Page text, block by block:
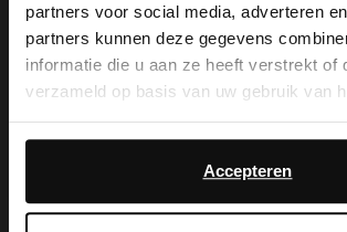
partners voor social media, adverteren
partners kunnen deze gegevens
informatie die u aan ze heeft verstrekt of
verzameld op basis van uw gebruik van
Daarnaast werken wij samen met
advertentie- en meetdoeleinden. Meer
hoe Google uw persoonsgegevens
Accepteren
Over Sacha
Klantenservice
Ruilen & retourneren
It looks like your language isn't
you like to switch to English?
Yes, switch to
English
No, stay